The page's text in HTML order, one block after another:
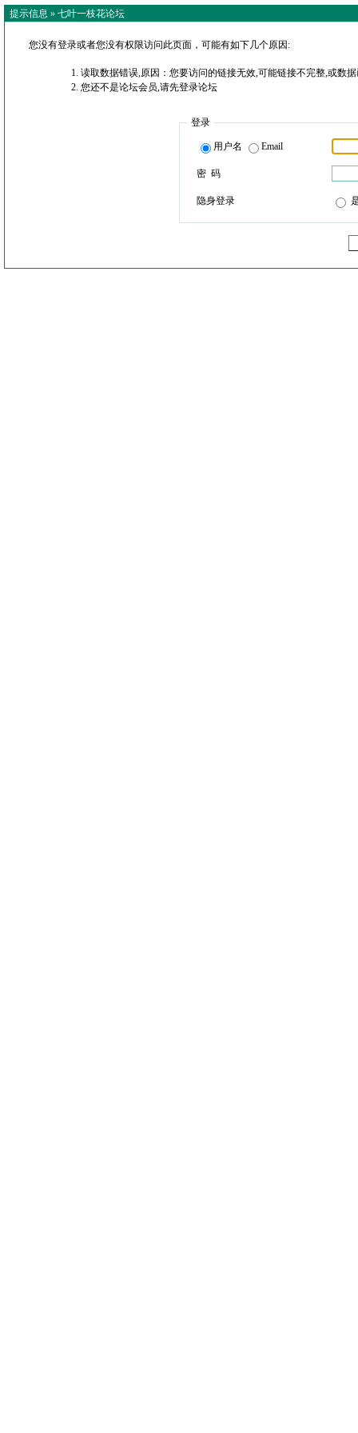
提示信息 » 七叶一枝花论坛
您没有登录或者您没有权限访问此页面，可能有如下几个原因:
读取数据错误,原因：您要访问的链接无效,可能链接不完整,或数
您还不是论坛会员,请先登录论坛
登录
用户名 Email
密 码
隐身登录